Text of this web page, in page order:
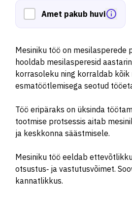
Amet pakub huvi
Mesiniku töö on mesilasperede
hooldab mesilasperesid
korrasoleku ning korraldab
esmatöötlemisega seotud
Töö eripäraks on üksinda
tootmise protsessis aitab
ja keskkonna säästmisele.
Mesiniku töö eeldab
otsustus‑ ja vastutusvõimet.
kannatlikkus.